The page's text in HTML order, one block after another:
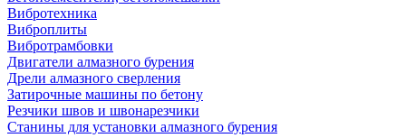
Вибротехника
Виброплиты
Вибротрамбовки
Двигатели алмазного бурения
Дрели алмазного сверления
Затирочные машины по бетону
Резчики швов и швонарезчики
Станины для установки алмазного бурения